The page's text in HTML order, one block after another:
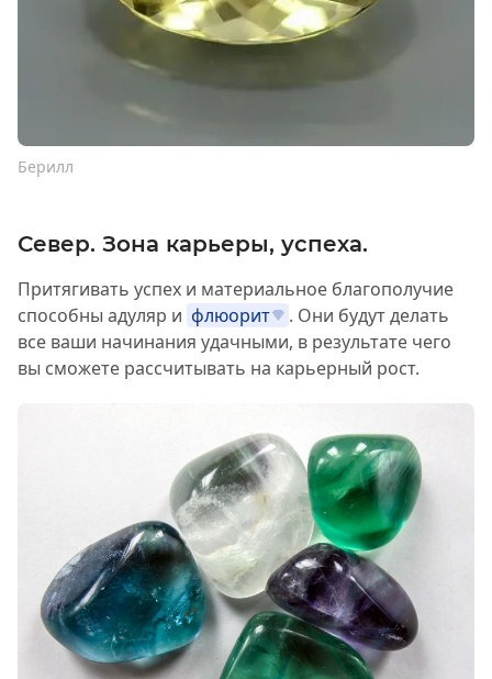
Берилл
Север. Зона карьеры, успеха.
Притягивать успех и материальное благополучие
способны адуляр и флюорит
. Они будут делать
все ваши начинания удачными, в результате чего
вы сможете рассчитывать на карьерный рост.